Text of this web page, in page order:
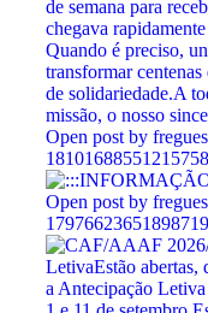
Open post by
18101688551215758
Open post by
17976623651898719